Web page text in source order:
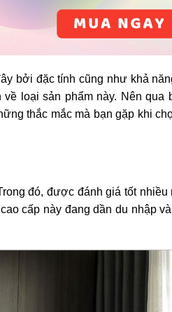
bởi đặc tính cũng như khả
loại sản phẩm này. Nên qua
thắc mắc mà bạn gặp khi
đó, được đánh giá tốt nhiều
cấp này đang dần du nhập